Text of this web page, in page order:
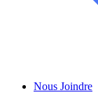
Nous Joindre